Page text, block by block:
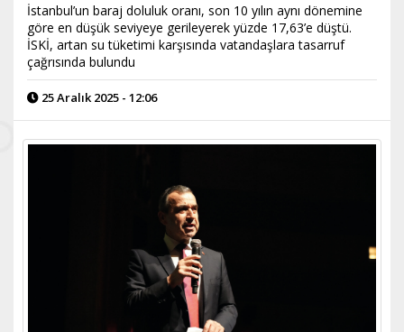
İstanbul’un baraj doluluk oranı, son 10 yılın aynı dönemine
göre en düşük seviyeye gerileyerek yüzde 17,63’e düştü.
İSKİ, artan su tüketimi karşısında vatandaşlara tasarruf
çağrısında bulundu
25 Aralık 2025 - 12:06